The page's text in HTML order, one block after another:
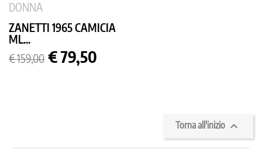
DONNA
ZANETTI 1965 CAMICIA
ML...
Prezzo
base
€ 159,00 Prezzo
€ 79,50
Torna all'inizio 